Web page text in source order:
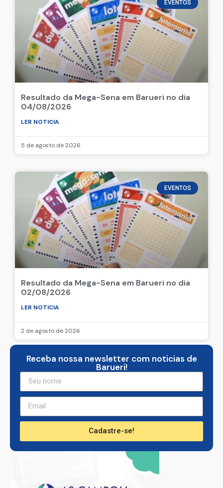
EVENTOS
Resultado da Mega-Sena em Barueri no dia
04/08/2026
LER NOTICIA
5 de agosto de 2026
EVENTOS
Resultado da Mega-Sena em Barueri no dia
02/08/2026
LER NOTICIA
2 de agosto de 2026
Receba nossa newsletter com noticias de
Barueri!
Cadastre-se!